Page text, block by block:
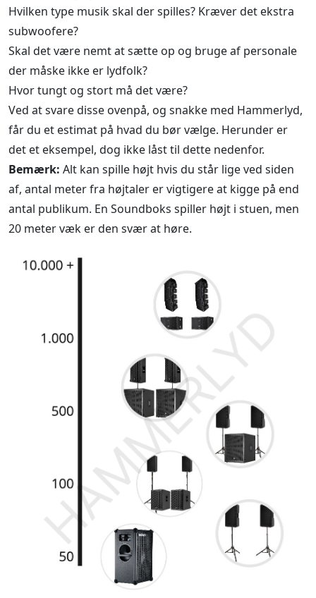
Hvilken type musik skal der spilles? Kræver det ekstra
subwoofere?
Skal det være nemt at sætte op og bruge af personale
der måske ikke er lydfolk?
Hvor tungt og stort må det være?
Ved at svare disse ovenpå, og snakke med Hammerlyd,
får du et estimat på hvad du bør vælge. Herunder er
det et eksempel, dog ikke låst til dette nedenfor.
Bemærk: Alt kan spille højt hvis du står lige ved siden
af, antal meter fra højtaler er vigtigere at kigge på end
antal publikum. En Soundboks spiller højt i stuen, men
20 meter væk er den svær at høre.